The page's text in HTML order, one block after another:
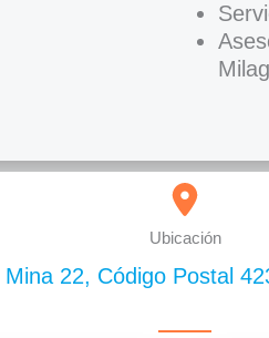
Ubicación
22, Código Postal